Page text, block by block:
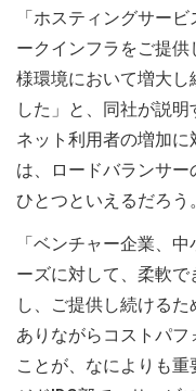
「ホスティングサー
ークインフラをご提
様環境において増大
した」と、同社が説
ネット利用者の増加
は、ロードバランサ
ひとつといえるだろう。
「ベンチャー企業、
ーズに対して、柔軟
し、ご提供し続ける
ありながらコストパ
ことが、なによりも